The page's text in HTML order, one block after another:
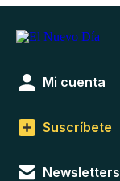
Mi cuenta
Suscríbete
Newsletters